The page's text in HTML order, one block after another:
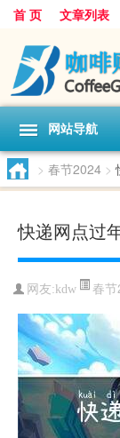
首 页 文章列表
网站导航
> 春节2024 >
快递网点过
网友: kdw 春